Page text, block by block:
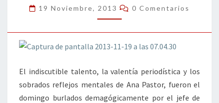
ES
LA
PREGUNTA
19 Noviembre, 2013 Comentarios
0 Comentarios
El indiscutible talento, la valentía periodística y los
sobrados reflejos mentales de Ana Pastor, fueron el
domingo burlados demagógicamente por el jefe de